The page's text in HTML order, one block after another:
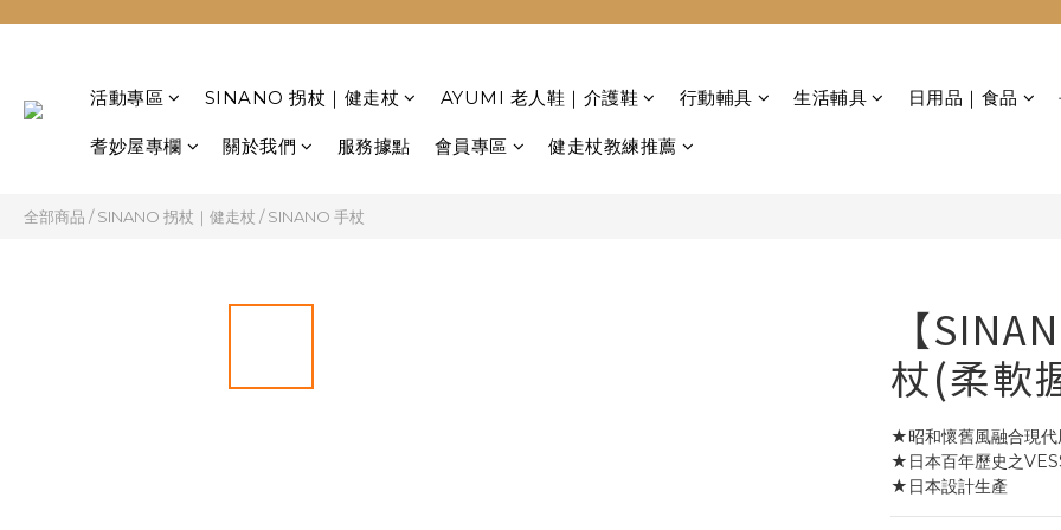
活動專區 SINANO 拐杖｜健走杖 AYUMI 老人鞋｜介護鞋 行動輔具 生活輔具 日用品｜食品
耆妙屋專欄 關於我們 服務據點 會員專區 健走杖教練推薦
全部商品 /SINANO 拐杖｜健走杖 /SINANO 手杖
【
杖(柔軟
★昭和懷舊風融合現
★日本百年歷史之
★日本設計生產